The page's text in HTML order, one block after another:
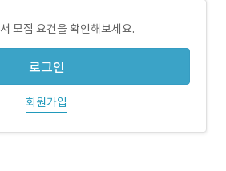
모집 요건을 확인해보세요.
로그인
회원가입